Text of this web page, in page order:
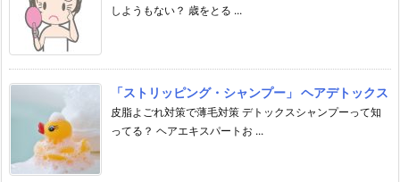
しようもない？ 歳をとる ...
「ストリッピング・シャンプー」 ヘアデトックス
皮脂よごれ対策で薄毛対策 デトックスシャンプーって知
ってる？ ヘアエキスパートお ...